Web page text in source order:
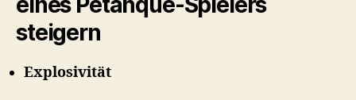
steigern
Explosivität